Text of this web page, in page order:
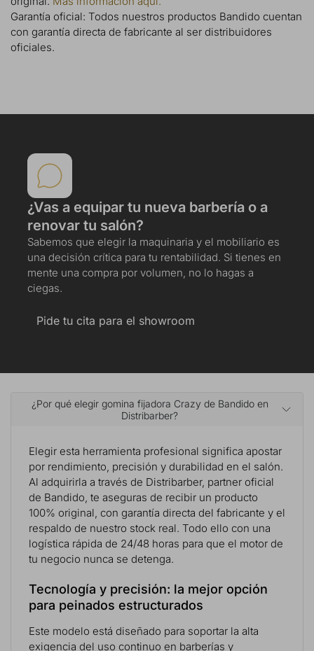
Garantía oficial: Todos nuestros productos Bandido cuentan
con garantía directa de fabricante al ser distribuidores
oficiales.
¿Vas a equipar tu nueva barbería o a
renovar tu salón?
Sabemos que elegir la maquinaria y el mobiliario es
una decisión crítica para tu rentabilidad. Si tienes en
mente una compra por volumen, no lo hagas a
ciegas.
Pide tu cita para el showroom
¿Por qué elegir gomina fijadora Crazy de Bandido en
Distribarber?
Elegir esta herramienta profesional significa apostar
por rendimiento, precisión y durabilidad en el salón.
Al adquirirla a través de Distribarber, partner oficial
de Bandido, te aseguras de recibir un producto
100% original, con garantía directa del fabricante y el
respaldo de nuestro stock real. Todo ello con una
logística rápida de 24/48 horas para que el motor de
tu negocio nunca se detenga.
Tecnología y precisión: la mejor opción
para peinados estructurados
Este modelo está diseñado para soportar la alta
exigencia del uso continuo en barberías y